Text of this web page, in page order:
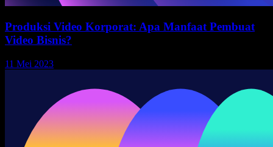
Produksi Video Korporat: Apa Manfaat Pembuat
Video Bisnis?
11 Mei 2023